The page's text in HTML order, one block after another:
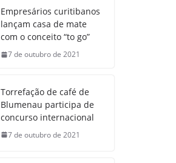
Empresários curitibanos
lançam casa de mate
com o conceito “to go”
7 de outubro de 2021
Torrefação de café de
Blumenau participa de
concurso internacional
7 de outubro de 2021